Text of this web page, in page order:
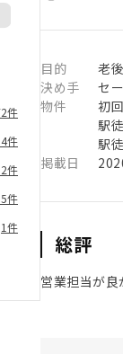
件
件
件
件
1件
目的
老
決め手
セ
物件
初
駅
駅
掲載日
総評
営業担当が良